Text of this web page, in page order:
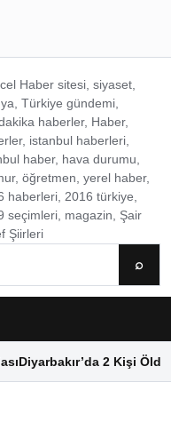
Haber sitesi, siyaset,
Türkiye gündemi,
haberler, Haber,
istanbul haberleri,
haber, hava durumu,
öğretmen, yerel haber,
haberleri, 2016 türkiye,
seçimleri, magazin, Şair
Şiirleri
⌕
Diyarbakır’da 2 Kişi Öldü